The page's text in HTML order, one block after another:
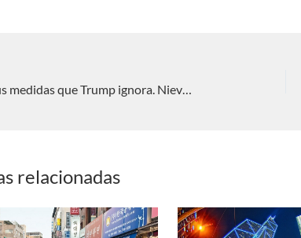
relacionadas